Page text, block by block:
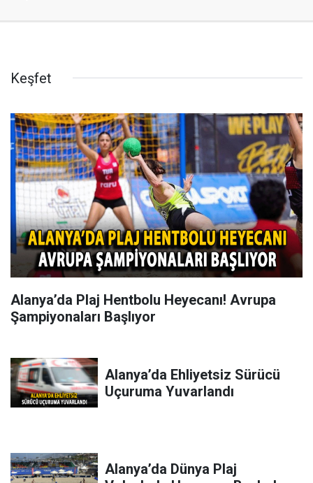
Keşfet
Alanya’da Plaj Hentbolu Heyecanı! Avrupa
Şampiyonaları Başlıyor
Alanya’da Ehliyetsiz Sürücü
Uçuruma Yuvarlandı
Alanya’da Dünya Plaj